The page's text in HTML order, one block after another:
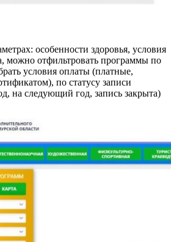
особенности здоровья, условия
можно отфильтровать программы по
условия оплаты (платные,
по статусу записи
на следующий год, запись закрыта)